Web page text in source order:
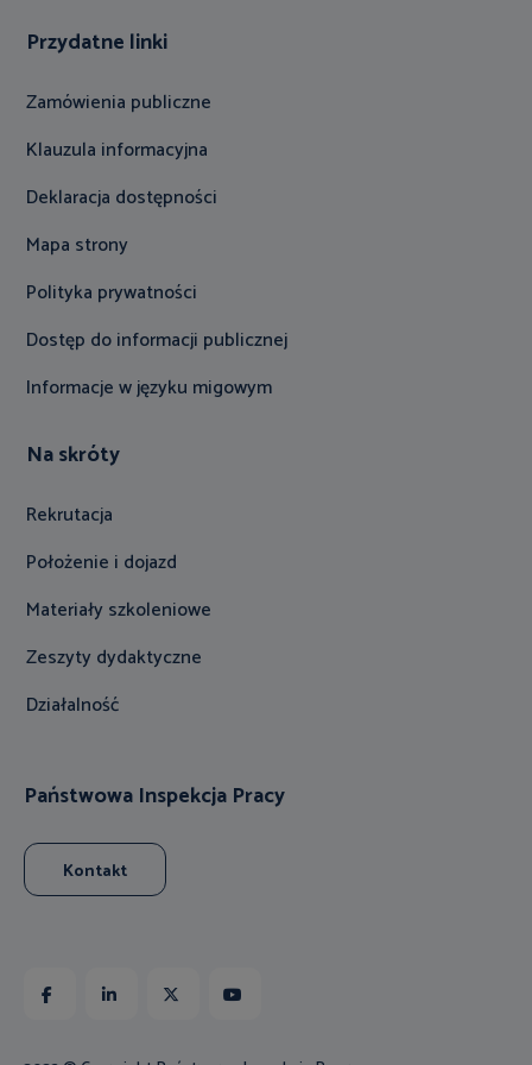
Przydatne linki
Zamówienia publiczne
Klauzula informacyjna
Deklaracja dostępności
Mapa strony
Polityka prywatności
Dostęp do informacji publicznej
Informacje w języku migowym
Na skróty
Rekrutacja
Położenie i dojazd
Materiały szkoleniowe
Zeszyty dydaktyczne
Działalność
Państwowa Inspekcja Pracy
Kontakt